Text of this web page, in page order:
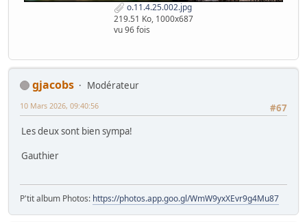
o.11.4.25.002.jpg
219.51 Ko, 1000x687
vu 96 fois
gjacobs
Modérateur
#67
10 Mars 2026, 09:40:56
Les deux sont bien sympa!
Gauthier
P'tit album Photos: https://photos.app.goo.gl/WmW9yxXEvr9g4Mu87